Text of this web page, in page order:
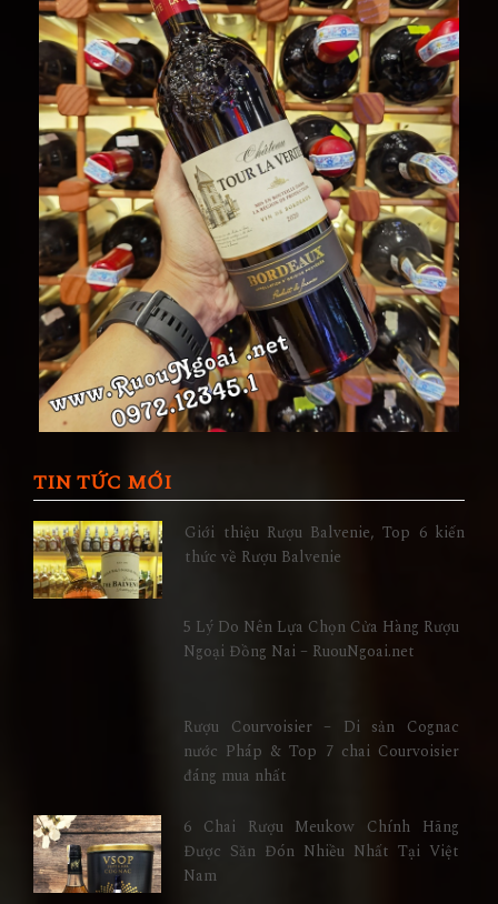
TIN TỨC MỚI
Giới thiệu Rượu Balvenie, Top 6 kiến
thức về Rượu Balvenie
5 Lý Do Nên Lựa Chọn Cửa Hàng Rượu
Ngoại Đồng Nai – RuouNgoai.net
Rượu Courvoisier – Di sản Cognac
nước Pháp & Top 7 chai Courvoisier
đáng mua nhất
6 Chai Rượu Meukow Chính Hãng
Được Săn Đón Nhiều Nhất Tại Việt
Nam